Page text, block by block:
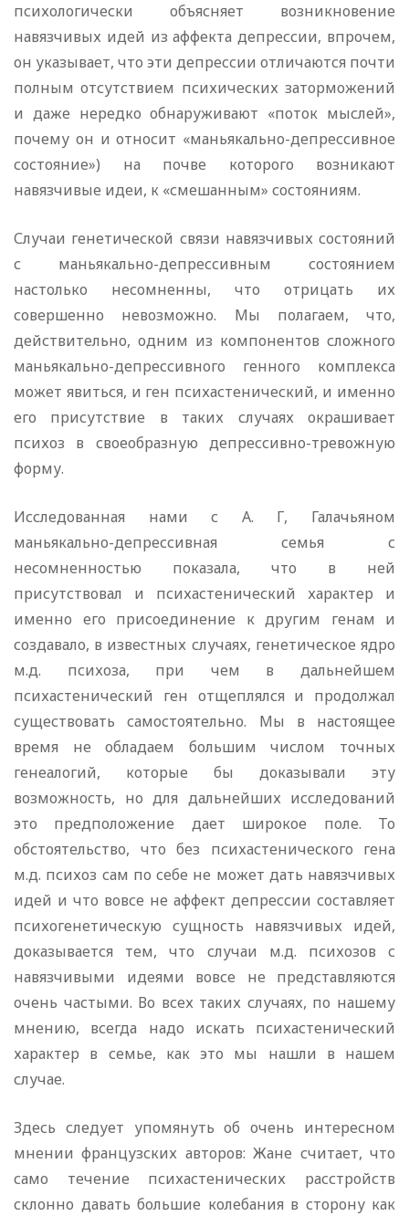
психологически объясняет возникновение
навязчи­вых идей из аффекта депрессии, впрочем,
он указывает, что эти депрессии отличаются почти
полным отсутствием психических заторможений
и даже нередко обнаруживают «поток мыслей»,
почему он и относит «маньякально-депрессивное
состояние») на почве которого возникают
навязчивые идеи, к «смешанным» состояниям.
Случаи генетической связи навязчивых состояний
с маньякально-депрессивным состоянием
настолько несомненны, что отрицать их
совершенно невозможно. Мы полагаем, что,
действительно, одним из компонентов сложного
маньякально-депрессивного генного комплекса
может явиться, и ген психастенический, и именно
его присут­ствие в таких случаях окрашивает
психоз в своеобразную депрессивно-тревожную
форму.
Исследованная нами с А. Г, Галачьяном
маньякально-депрессивная семья с
несомненностью показала, что в ней
присутствовал и психастенический характер и
именно его присоединение к дру­гим генам и
создавало, в известных случаях, генетическое ядро
м.д. психоза, при чем в дальнейшем
психастенический ген отщеплялся и продолжал
существовать самостоятельно. Мы в настоящее
время не обладаем большим числом точных
генеалогий, которые бы доказывали эту
возможность, но для дальнейших исследований
это предположение дает широкое поле. То
обстоятельство, что без психастенического гена
м.д. психоз сам по себе не может дать навязчивых
идей и что вовсе не аффект депрессии состав­ляет
психогенетическую сущность навязчивых идей,
доказы­вается тем, что случаи м.д. психозов с
навязчивыми идеями вовсе не представляются
очень частыми. Во всех таких случаях, по нашему
мнению, всегда надо искать психастенический
характер в семье, как это мы нашли в нашем
случае.
Здесь следует упомянуть об очень интересном
мнении французских авторов: Жане считает, что
само течение психастени­ческих расстройств
склонно давать большие колебания в сторону как